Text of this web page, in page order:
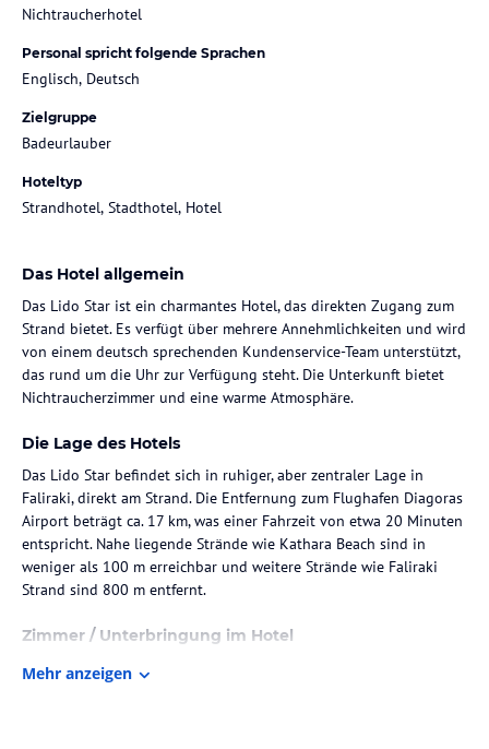
Nichtraucherhotel
Personal spricht folgende Sprachen
Englisch, Deutsch
Zielgruppe
Badeurlauber
Hoteltyp
Strandhotel, Stadthotel, Hotel
Das Hotel allgemein
Das Lido Star ist ein charmantes Hotel, das direkten Zugang zum
Strand bietet. Es verfügt über mehrere Annehmlichkeiten und wird
von einem deutsch sprechenden Kundenservice-Team unterstützt,
das rund um die Uhr zur Verfügung steht. Die Unterkunft bietet
Nichtraucherzimmer und eine warme Atmosphäre.
Die Lage des Hotels
Das Lido Star befindet sich in ruhiger, aber zentraler Lage in
Faliraki, direkt am Strand. Die Entfernung zum Flughafen Diagoras
Airport beträgt ca. 17 km, was einer Fahrzeit von etwa 20 Minuten
entspricht. Nahe liegende Strände wie Kathara Beach sind in
weniger als 100 m erreichbar und weitere Strände wie Faliraki
Strand sind 800 m entfernt.
Zimmer / Unterbringung im Hotel
Die Zimmer sind klimatisiert und verfügen über eine moderne
Mehr anzeigen